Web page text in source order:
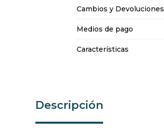
Cambios y Devoluciones
Medios de pago
Características
Descripción